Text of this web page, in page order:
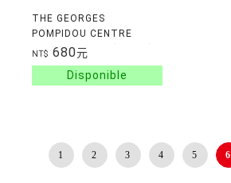
THE GEORGES
POMPIDOU CENTRE
PIANO-ROGERS (6ans+)
NT$ 680元
1 2 3 4 5 6